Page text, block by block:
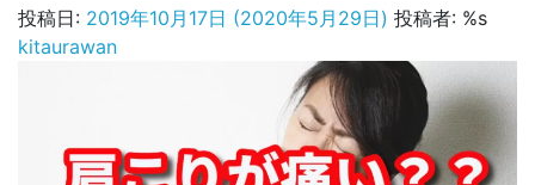
投稿日: 2019年10月17日 (2020年5月29日) 投稿者: %s
kitaurawan